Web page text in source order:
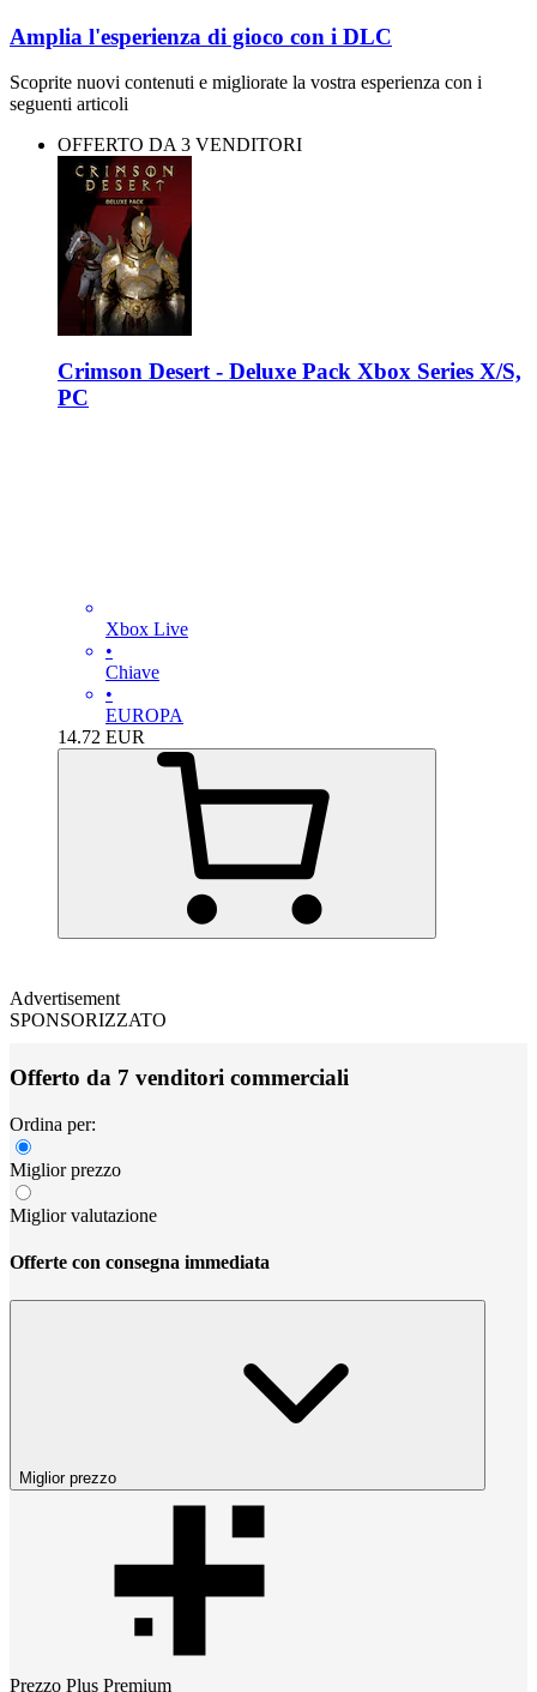
Amplia l'esperienza di gioco con i DLC
Scoprite nuovi contenuti e migliorate la vostra esperienza con i
seguenti articoli
OFFERTO DA 3 VENDITORI
Crimson Desert - Deluxe Pack Xbox Series X/S,
PC
Xbox Live
•
Chiave
•
EUROPA
14.72 EUR
Advertisement
SPONSORIZZATO
Offerto da 7 venditori commerciali
Ordina per:
Miglior prezzo
Miglior valutazione
Offerte con consegna immediata
Miglior prezzo
Prezzo Plus Premium